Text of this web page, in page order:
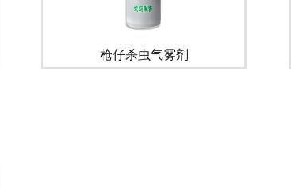
枪仔杀虫气雾剂